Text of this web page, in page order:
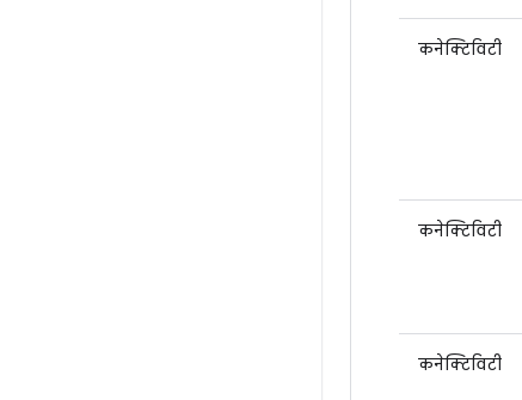
कनेक्टिविटी
कनेक्टिविटी
कनेक्टिविटी